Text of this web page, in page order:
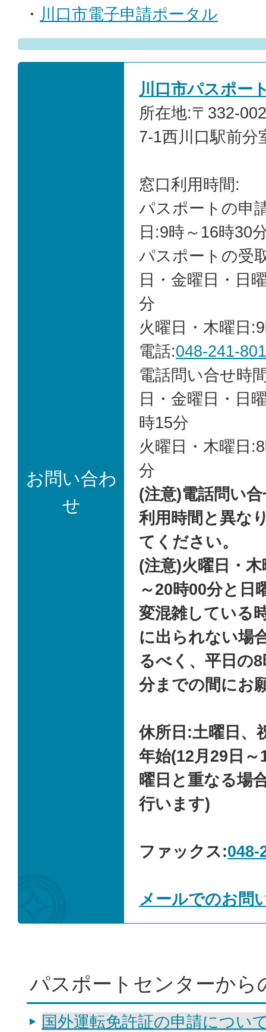
・ 川口市電子申請ポータル
お問い合わ
せ
川口市パスポー
所在地:〒332-
7-1西川口駅前分
窓口利用時間:
パスポートの申
日:9時～16時30
パスポートの受
日・金曜日・日
分
火曜日・木曜日
電話:048-241-
電話問い合せ時
日・金曜日・日
時15分
火曜日・木曜日
分
(注意)電話問い
利用時間と異な
てください。
(注意)火曜日・
～20時00分と日
変混雑している
に出られない場
るべく、平日の
分までの間にお
休所日:土曜日、
年始(12月29日
曜日と重なる場
行います)
ファックス:048-
メールでのお問
パスポートセンターから
国外運転免許証の申請につい